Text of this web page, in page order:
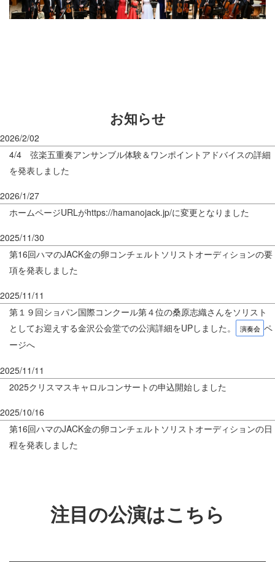
お知らせ
2026/2/02
4/4 弦楽五重奏アンサンブル体験＆ワンポイントアドバイスの詳細
を発表しました
2026/1/27
ホームページURLがhttps://hamanojack.jp/に変更となりました
2025/11/30
第16回ハマのJACK金の卵コンチェルトソリストオーディションの要
項を発表しました
2025/11/11
第１９回ショパン国際コンクール第４位の桑原志織さんをソリスト
としてお迎えする金沢公会堂での公演詳細をUPしました。
演奏会 ペ
ージへ
2025/11/11
2025クリスマスキャロルコンサートの申込開始しました
2025/10/16
第16回ハマのJACK金の卵コンチェルトソリストオーディションの日
程を発表しました
注目の公演はこちら